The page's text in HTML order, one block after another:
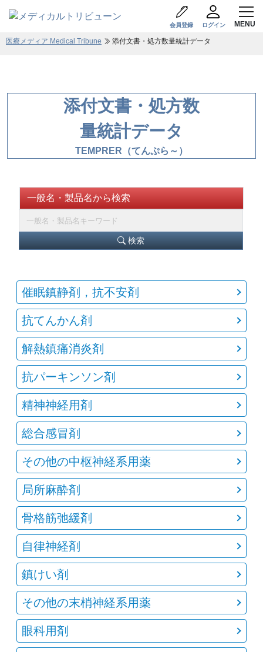
会員登録 ログイン
医療メディア Medical Tribune 添付文書・処方数量統計データ
添付文書・処方数
量統計データ
TEMPRER（てんぷら～）
一般名・製品名から検索
検索
催眠鎮静剤，抗不安剤
抗てんかん剤
解熱鎮痛消炎剤
抗パーキンソン剤
精神神経用剤
総合感冒剤
その他の中枢神経系用薬
局所麻酔剤
骨格筋弛緩剤
自律神経剤
鎮けい剤
その他の末梢神経系用薬
眼科用剤